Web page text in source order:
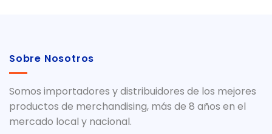
Sobre Nosotros
Somos importadores y distribuidores de los mejores
productos de merchandising, más de 8 años en el
mercado local y nacional.